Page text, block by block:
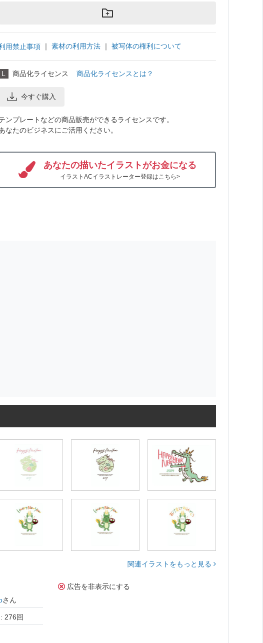
用禁止事項 ｜ 素材の利用方法 ｜ 被写体の権利について
L 商品化ライセンス 商品化ライセンスとは？
今すぐ購入
ンプレートなどの商品販売ができるライセンスです。
なたのビジネスにご活用ください。
あなたの描いたイラストがお金になる
イラストACイラストレーター登録はこちら>
関連イラストをもっと見る
さん
276回
広告を非表示にする